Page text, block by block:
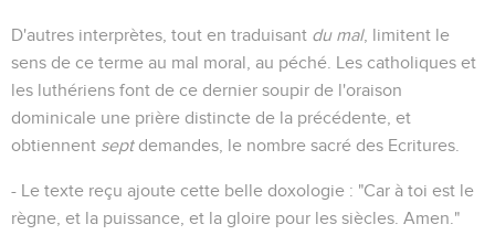
D'autres interprètes, tout en traduisant du mal, limitent le
sens de ce terme au mal moral, au péché. Les catholiques et
les luthériens font de ce dernier soupir de l'oraison
dominicale une prière distincte de la précédente, et
obtiennent septdemandes, le nombre sacré des Ecritures.
- Le texte reçu ajoute cette belle doxologie : "Car à toi est le
règne, et la puissance, et la gloire pour les siècles. Amen."